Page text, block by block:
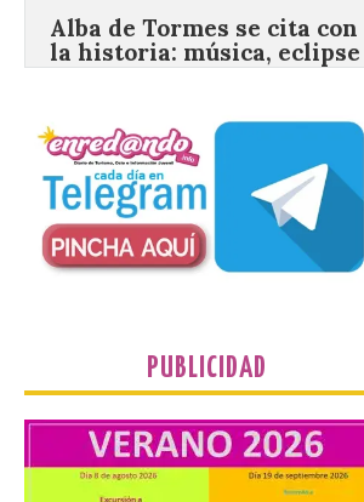
y Perseidas en el Parque
Estelar Starlight de Otero
Jornada de puertas
abiertas Castillo de los
Duques de Alba y Museo
de Alfarería por la
mañana. Reparto de gafas
gratuitas el martes 11 de agosto. Dj
El Santuario Virgen de la
Velilla celebra este
domingo la romería de
verano
PUBLICIDAD